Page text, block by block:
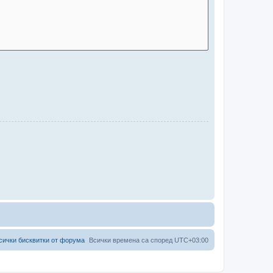
Всички времена са според UTC+03:00
бисквитки от форума